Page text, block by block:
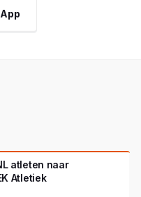
atleten naar
Atletiek